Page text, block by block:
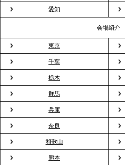
粉レス」な室内花見。福利厚生
る、快適で新しいお花見体験
2026.3.5
プレスリリースのご案内｜「室
用が前年比4倍に急増。オフィ
の新定番
2026.2.13
プレスリリースのご案内｜オフ
バー」に！福利厚生・社内交
バーテンダー》サービスを開始
愛知
会場紹介
東京
千葉
栃木
群馬
兵庫
奈良
和歌山
熊本